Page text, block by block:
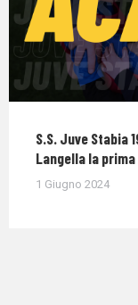
S.S. Juve Stabia
Langella la
1 Giugno 2024